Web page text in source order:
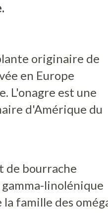
originaire de
en Europe
L'onagre est une
d'Amérique du
de bourrache
linolénique
la famille des